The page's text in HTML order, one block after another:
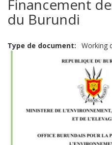
Financement
du Burundi
Type de document Working